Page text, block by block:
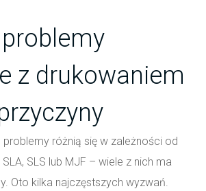
z drukowaniem
problemy różnią się w zależności od
SLS lub MJF – wiele z nich ma
Oto kilka najczęstszych wyzwań.